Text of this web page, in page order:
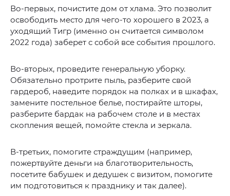
Во-первых, почистите дом от хлама. Это позволит
освободить место для чего-то хорошего в 2023, а
уходящий Тигр (именно он считается символом
2022 года) заберет с собой все события прошлого.
Во-вторых, проведите генеральную уборку.
Обязательно протрите пыль, разберите свой
гардероб, наведите порядок на полках и в шкафах,
замените постельное белье, постирайте шторы,
разберите бардак на рабочем столе и в местах
скопления вещей, помойте стекла и зеркала.
В-третьих, помогите страждущим (например,
пожертвуйте деньги на благотворительность,
посетите бабушек и дедушек с визитом, помогите
им подготовиться к празднику и так далее).